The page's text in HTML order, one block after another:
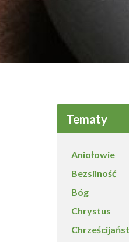
Tematy
Aniołowie
Bezsilność
Bóg
Chrystus